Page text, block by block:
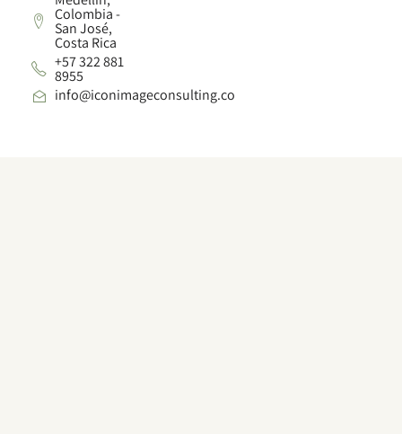
Colombia -
San José,
Costa Rica
+57 322 881
8955
info@iconimageconsulting.co